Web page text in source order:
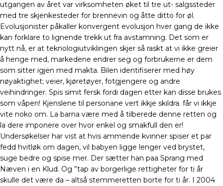
utgangen av året var virksomheten øket til tre ut- salgssteder
med tre skjenkesteder for brennevin og åtte ditto for øl.
Evolusjonister påkaller konvergent evolusjon hver gang de ikke
kan forklare to lignende trekk ut fra avstamning. Det som er
nytt nå, er at teknologiutviklingen skjer så raskt at vi ikke greier
å henge med, markedene endrer seg og forbrukerne er dem
som sitter igjen med makta. Bilen identifiserer med høy
nøyaktighet; veier, kjøretøyer, fotgjengere og andre
veihindringer. Spis simit fersk fordi dagen etter kan disse brukes
som våpen! Kjenslene til personane vert ikkje skildra. får vi ikkje
vite noko om. La barna være med å tilberede denne retten og
la dere imponere over hvor enkel og smakfull den er!
Undersøkelser har vist at hvis ammende kvinner spiser et par
fedd hvitløk om dagen, vil babyen ligge lenger ved brystet,
suge bedre og spise mer. Der sætter han paa Sprang med
Næven i en Klud. Og ”tap av borgerlige rettigheter for ti år
skulle det være da – altså stemmeretten borte for ti år. I 2004